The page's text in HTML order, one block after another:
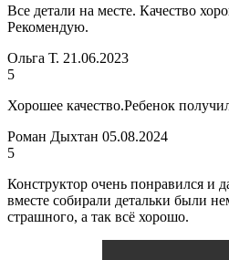
Все детали на месте. Качество
Рекомендую.
Ольга Т. 21.06.2023
5
Хорошее качество.Ребенок
Роман Дыхтан 05.08.2024
5
Конструктор очень понравился и
вместе собирали детальки были
страшного, а так всё хорошо.